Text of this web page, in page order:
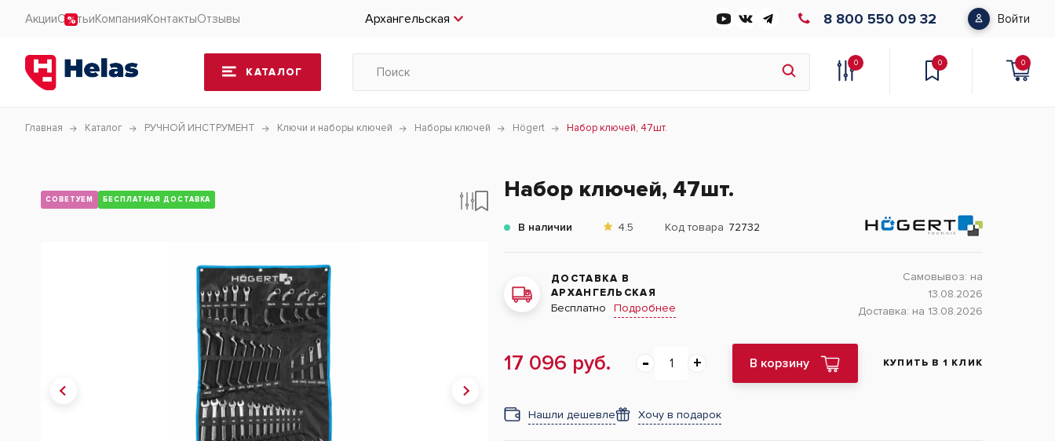
АкцииСтатьиКомпанияКонтактыОтзывы Архангельская 8 800 550 09 32 Войти
КАТАЛОГ
0 0 0
Главная Каталог РУЧНОЙ ИНСТРУМЕНТ Ключи и наборы ключей Наборы ключей Högert Набор ключей, 47шт.
СОВЕТУЕМ БЕСПЛАТНАЯ ДОСТАВКА Набор ключей, 47шт.
В наличии 4.5 Код товара 72732
ДОСТАВКА В
АРХАНГЕЛЬСКАЯ
Бесплатно Подробнее
Самовывоз: на
13.08.2026
Доставка: на 13.08.2026
17 096 руб. В корзину КУПИТЬ В 1 КЛИК
Нашли дешевле Хочу в подарок